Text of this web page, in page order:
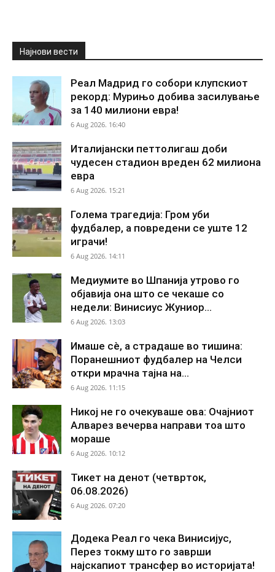
Најнови вести
Реал Мадрид го собори клупскиот
рекорд: Мурињо добива засилување
за 140 милиони евра!
6 Aug 2026. 16:40
Италијански петтолигаш доби
чудесен стадион вреден 62 милиона
евра
6 Aug 2026. 15:21
Голема трагедија: Гром уби
фудбалер, а повредени се уште 12
играчи!
6 Aug 2026. 14:11
Медиумите во Шпанија утрово го
објавија она што се чекаше со
недели: Винисиус Жуниор...
6 Aug 2026. 13:03
Имаше сè, а страдаше во тишина:
Поранешниот фудбалер на Челси
откри мрачна тајна на...
6 Aug 2026. 11:15
Никој не го очекуваше ова: Очајниот
Алварез вечерва направи тоа што
мораше
6 Aug 2026. 10:12
Тикет на денот (четврток,
06.08.2026)
6 Aug 2026. 07:20
Додека Реал го чека Винисијус,
Перез токму што го заврши
најскапиот трансфер во историјата!